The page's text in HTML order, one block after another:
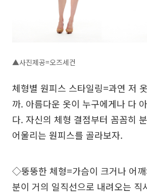
▲사진제공=오즈세컨
체형별 원피스 스타일링=과연 저
까. 아름다운 옷이 누구에게나 다
다. 자신의 체형 결점부터 꼼꼼히
어울리는 원피스를 골라보자.
◇뚱뚱한 체형=가슴이 크거나 어
분이 거의 일직선으로 내려오는 직